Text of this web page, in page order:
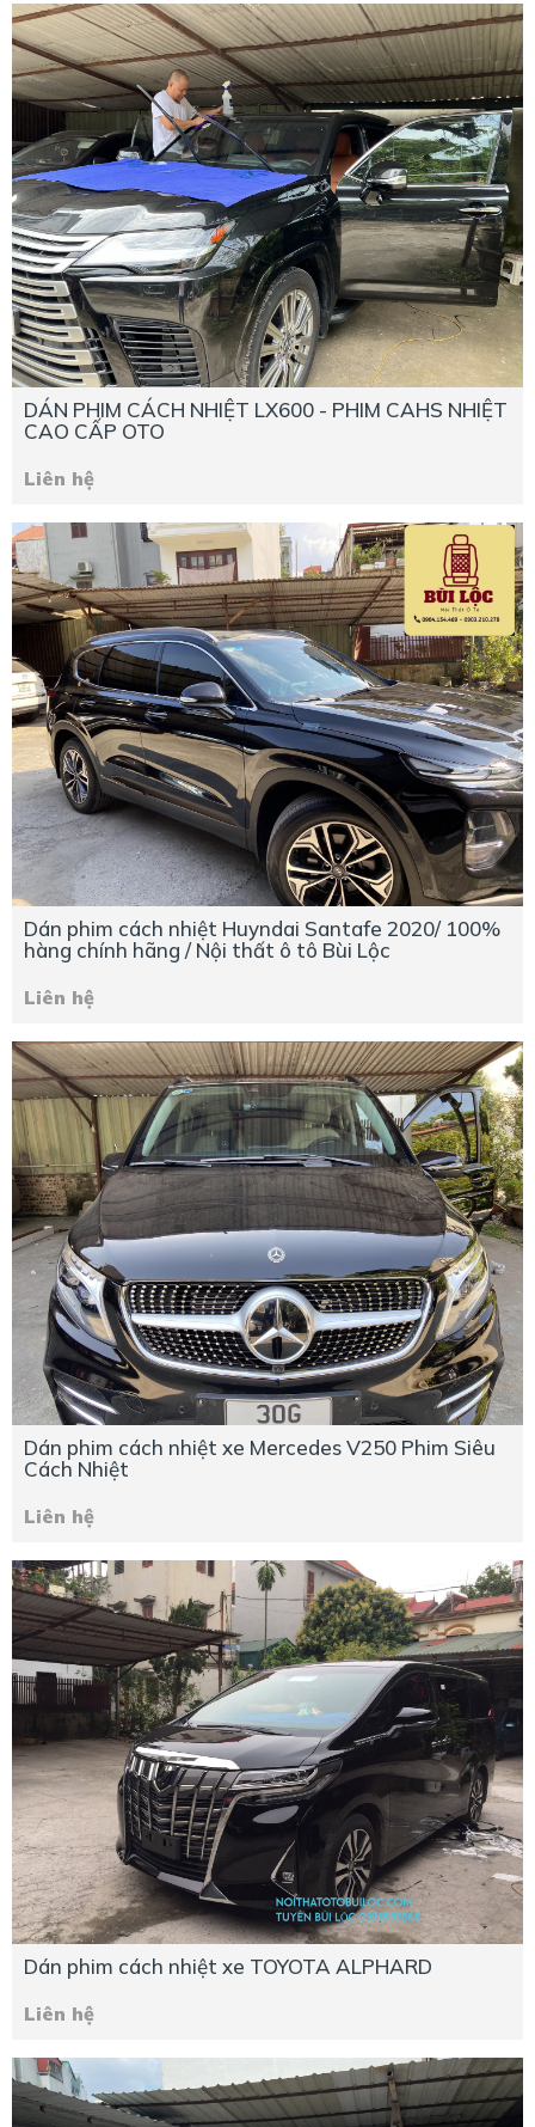
DÁN PHIM CÁCH NHIỆT LX600 - PHIM CAHS NHIỆT
CAO CẤP OTO
Liên hệ
Dán phim cách nhiệt Huyndai Santafe 2020/ 100%
hàng chính hãng / Nội thất ô tô Bùi Lộc
Liên hệ
Dán phim cách nhiệt xe Mercedes V250 Phim Siêu
Cách Nhiệt
Liên hệ
Dán phim cách nhiệt xe TOYOTA ALPHARD
Liên hệ